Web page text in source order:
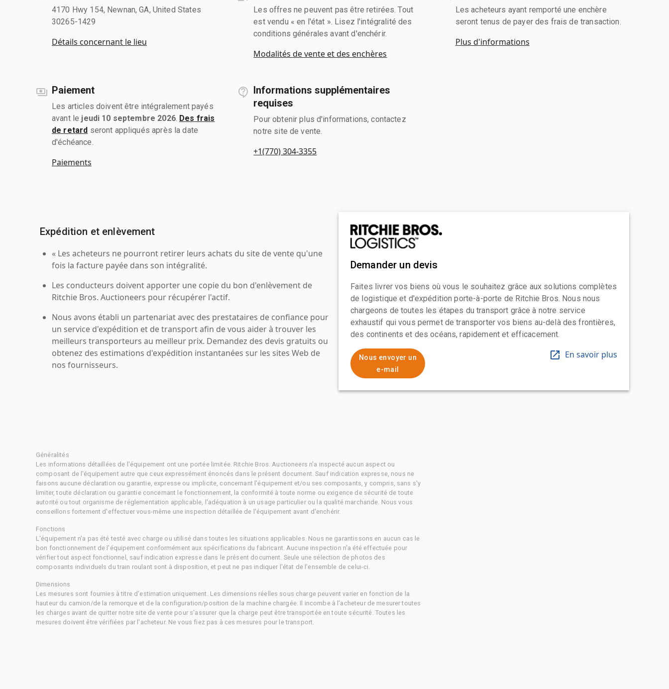
4170 Hwy 154, Newnan, GA, United States
30265-1429
Détails concernant le lieu
Les offres ne peuvent pas être retirées. Tout
est vendu « en l'état ». Lisez l'intégralité des
conditions générales avant d'enchérir.
Modalités de vente et des enchères
Les acheteurs ayant remporté une enchère
seront tenus de payer des frais de transaction.
Plus d'informations
Paiement
Les articles doivent être intégralement payés
avant le jeudi 10 septembre 2026. Des frais
de retard seront appliqués après la date
d'échéance.
Paiements
Informations supplémentaires
requises
Pour obtenir plus d'informations, contactez
notre site de vente.
+1(770) 304-3355
Expédition et enlèvement
« Les acheteurs ne pourront retirer leurs achats du site de vente qu'une
fois la facture payée dans son intégralité.
Les conducteurs doivent apporter une copie du bon d'enlèvement de
Ritchie Bros. Auctioneers pour récupérer l'actif.
Nous avons établi un partenariat avec des prestataires de confiance pour
un service d'expédition et de transport afin de vous aider à trouver les
meilleurs transporteurs au meilleur prix. Demandez des devis gratuits ou
obtenez des estimations d'expédition instantanées sur les sites Web de
nos fournisseurs.
Demander un devis
Faites livrer vos biens où vous le souhaitez grâce aux solutions complètes
de logistique et d'expédition porte-à-porte de Ritchie Bros. Nous nous
chargeons de toutes les étapes du transport grâce à notre service
exhaustif qui vous permet de transporter vos biens au-delà des frontières,
des continents et des océans, rapidement et efficacement.
Nous envoyer un
e-mail
En savoir plus
Généralités
Les informations détaillées de l'équipement ont une portée limitée. Ritchie Bros. Auctioneers n'a inspecté aucun aspect ou
composant de l'équipement autre que ceux expressément énoncés dans le présent document. Sauf indication expresse, nous ne
faisons aucune déclaration ou garantie, expresse ou implicite, concernant l'équipement et/ou ses composants, y compris, sans s'y
limiter, toute déclaration ou garantie concernant le fonctionnement, la conformité à toute norme ou exigence de sécurité de toute
autorité ou tout organisme de réglementation applicable, l'adéquation à un usage particulier ou la qualité marchande. Nous vous
conseillons fortement d'effectuer vous-même une inspection détaillée de l'équipement avant d'enchérir.
Fonctions
L'équipement n'a pas été testé avec charge ou utilisé dans toutes les situations applicables. Nous ne garantissons en aucun cas le
bon fonctionnement de l'équipement conformément aux spécifications du fabricant. Aucune inspection n'a été effectuée pour
vérifier tout aspect fonctionnel, sauf indication expresse dans le présent document. Seule une sélection de photos des
composants individuels du train roulant sont à disposition, et peut ne pas indiquer l'état de l'ensemble de celui-ci.
Dimensions
Les mesures sont fournies à titre d'estimation uniquement. Les dimensions réelles sous charge peuvent varier en fonction de la
hauteur du camion/de la remorque et de la configuration/position de la machine chargée. Il incombe à l'acheteur de mesurer toutes
les charges avant de quitter notre site de vente pour s'assurer que la charge peut être transportée en toute sécurité. Toutes les
mesures doivent être vérifiées par l'acheteur. Ne vous fiez pas à ces mesures pour le transport.